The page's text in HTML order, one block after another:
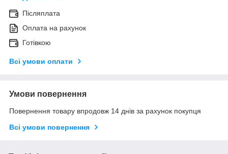
Післяплата
Оплата на рахунок
Готівкою
Всі умови оплати
Умови повернення
Повернення товару впродовж 14 днів за рахунок покупця
Всі умови повернення